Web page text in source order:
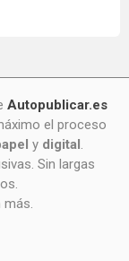
Autopublicar.es
el proceso
y digital.
Sin largas
más.